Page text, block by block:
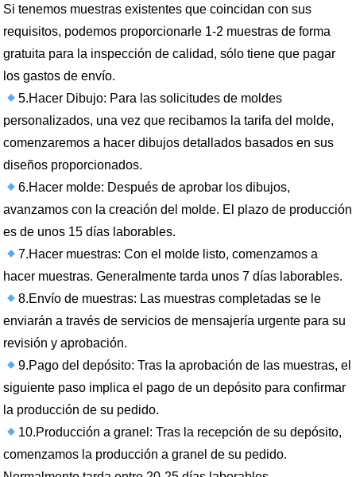
Si tenemos muestras existentes que coincidan con sus
requisitos, podemos proporcionarle 1-2 muestras de forma
gratuita para la inspección de calidad, sólo tiene que pagar
los gastos de envío.
5.Hacer Dibujo: Para las solicitudes de moldes
personalizados, una vez que recibamos la tarifa del molde,
comenzaremos a hacer dibujos detallados basados en sus
diseños proporcionados.
6.Hacer molde: Después de aprobar los dibujos,
avanzamos con la creación del molde. El plazo de producción
es de unos 15 días laborables.
7.Hacer muestras: Con el molde listo, comenzamos a
hacer muestras. Generalmente tarda unos 7 días laborables.
8.Envío de muestras: Las muestras completadas se le
enviarán a través de servicios de mensajería urgente para su
revisión y aprobación.
9.Pago del depósito: Tras la aprobación de las muestras, el
siguiente paso implica el pago de un depósito para confirmar
la producción de su pedido.
10.Producción a granel: Tras la recepción de su depósito,
comenzamos la producción a granel de su pedido.